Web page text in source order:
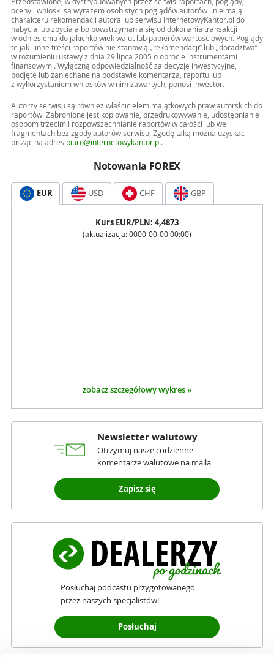
oceny i wnioski są wyrazem osobistych poglądów autorów i nie mają
charakteru rekomendacji autora lub serwisu InternetowyKantor.pl do
nabycia lub zbycia albo powstrzymania się od dokonania transakcji
w odniesieniu do jakichkolwiek walut lub papierów wartościowych. Poglądy
te jak i inne treści raportów nie stanowią „rekomendacji” lub „doradztwa”
w rozumieniu ustawy z dnia 29 lipca 2005 o obrocie instrumentami
finansowymi. Wyłączną odpowiedzialność za decyzje inwestycyjne,
podjęte lub zaniechane na podstawie komentarza, raportu lub
z wykorzystaniem wniosków w nim zawartych, ponosi inwestor.
Autorzy serwisu są również właścicielem majątkowych praw autorskich do
raportów. Zabronione jest kopiowanie, przedrukowywanie, udostępnianie
osobom trzecim i rozpowszechnianie raportów w całości lub we
fragmentach bez zgody autorów serwisu. Zgodę taką można uzyskać
pisząc na adres biuro@internetowykantor.pl .
Notowania FOREX
EUR USD CHF GBP
Kurs EUR/PLN: 4,4873
(aktualizacja: 0000-00-00 00:00)
zobacz szczegółowy wykres »
Newsletter walutowy
Otrzymuj nasze codzienne
komentarze walutowe na maila
Zapisz się
Posłuchaj podcastu przygotowanego
przez naszych specjalistów!
Posłuchaj